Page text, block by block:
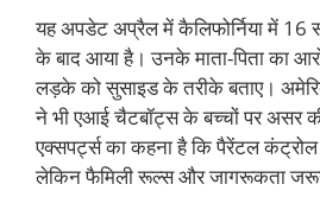
यह अपडेट अप्रैल में कैलिफोर्निया में 16
के बाद आया है। उनके माता-पिता का
लड़के को सुसाइड के तरीके बताए।
ने भी एआई चैटबॉट्स के बच्चों पर असर
एक्सपर्ट्स का कहना है कि पैरेंटल
लेकिन फैमिली रूल्स और जागरूकता